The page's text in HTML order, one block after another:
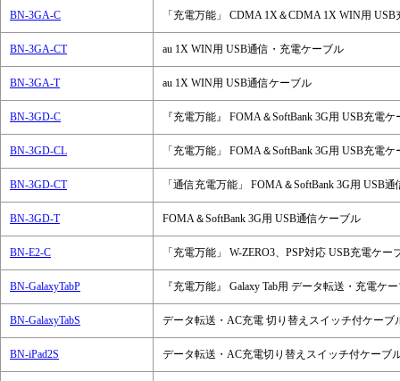
BN-3GA-C 「充電万能」 CDMA 1X＆CDMA 1X WIN用
BN-3GA-CT au 1X WIN用 USB通信・充電ケーブル
BN-3GA-T au 1X WIN用 USB通信ケーブル
BN-3GD-C 『充電万能』 FOMA＆SoftBank 3G用 USB充電
BN-3GD-CL 「充電万能」 FOMA＆SoftBank 3G用 USB充電
BN-3GD-CT 「通信充電万能」 FOMA＆SoftBank 3G用 USB
BN-3GD-T FOMA＆SoftBank 3G用 USB通信ケーブル
BN-E2-C 「充電万能」 W-ZERO3、PSP対応 USB充電ケー
BN-GalaxyTabP 『充電万能』 Galaxy Tab用 データ転送・充電ケ
BN-GalaxyTabS データ転送・AC充電 切り替えスイッチ付ケーブ
BN-iPad2S データ転送・AC充電切り替えスイッチ付ケーブ